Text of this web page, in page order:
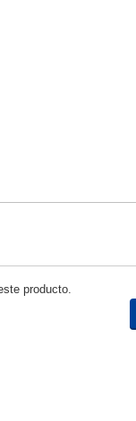
producto.